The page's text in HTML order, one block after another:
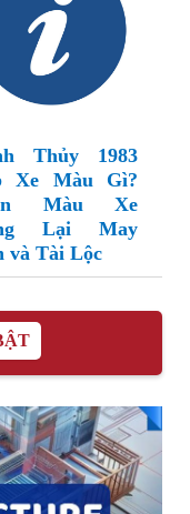
Thủy 1983
Xe Màu Gì?
Màu Xe
Lại May
và Tài Lộc